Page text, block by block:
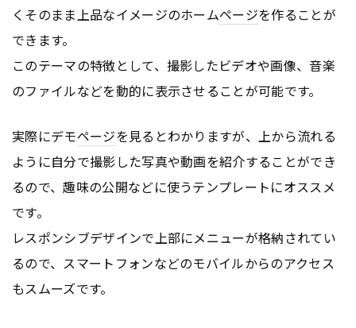
くそのまま上品なイメージのホームページを作ることが
できます。
このテーマの特徴として、撮影したビデオや画像、音楽
のファイルなどを動的に表示させることが可能です。
実際にデモページを見るとわかりますが、上から流れる
ように自分で撮影した写真や動画を紹介することができ
るので、趣味の公開などに使うテンプレートにオススメ
です。
レスポンシブデザインで上部にメニューが格納されてい
るので、スマートフォンなどのモバイルからのアクセス
もスムーズです。